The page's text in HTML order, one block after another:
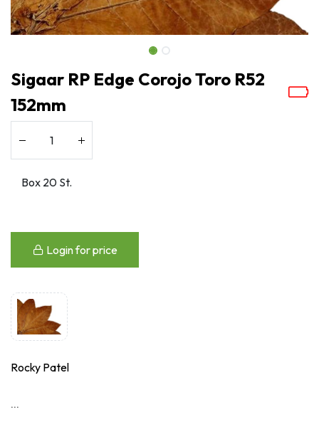
Sigaar RP Edge Corojo Toro R52
152mm
Login for price
Rocky Patel
...